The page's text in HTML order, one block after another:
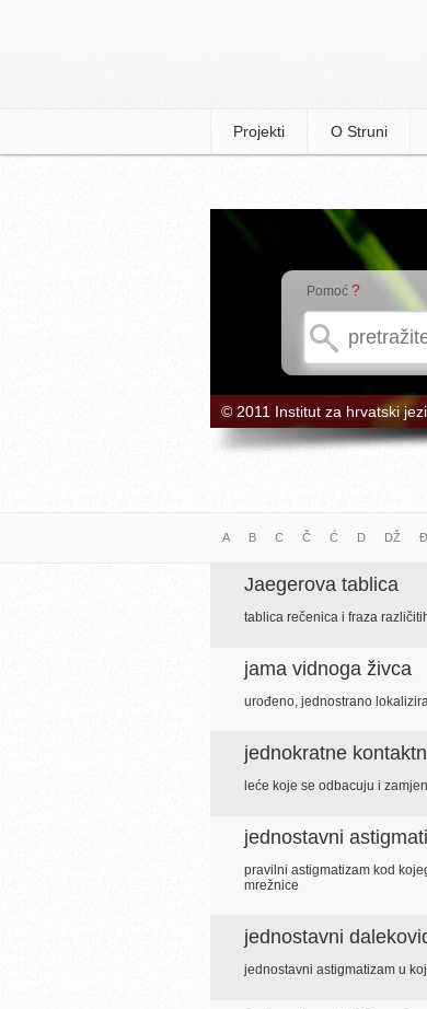
Projekti O Struni
Pomoć ?
© 2011 Institut za hrvatski
A B C Č Ć D DŽ Đ
Jaegerova tablica
tablica rečenica i fraza
jama vidnoga živca
urođeno, jednostrano
jednokratne
leće koje se odbacuju i
jednostavni
pravilni astigmatizam kod
mrežnice
jednostavni
jednostavni astigmatizam u